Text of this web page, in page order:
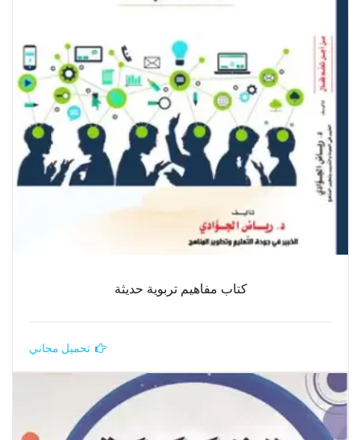
كتاب مفاهيم تربوية حديثة
تحميل مجاني